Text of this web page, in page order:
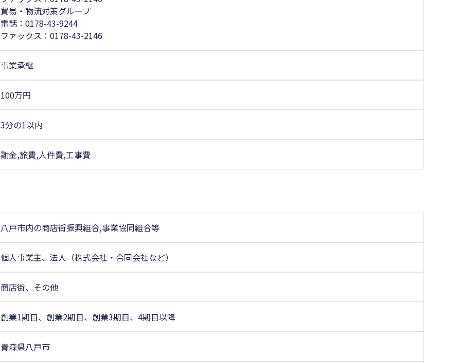
貿易・物流対策グループ
電話：0178-43-9244
ファックス：0178-43-2146
事業承継
100万円
3分の1以内
謝金,旅費,人件費,工事費
八戸市内の商店街振興組合,事業協同組合等
個人事業主、法人（株式会社・合同会社など）
商店街、その他
創業1期目、創業2期目、創業3期目、4期目以降
青森県八戸市